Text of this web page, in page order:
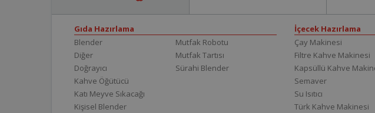
Gıda Hazırlama
Blender
Diğer
Doğrayıcı
Kahve Öğütücü
Katı Meyve Sıkacağı
Kişisel Blender
Mutfak Robotu
Mutfak Tartısı
Sürahi Blender
İçecek Hazırlama
Çay Makinesi
Filtre Kahve Makinesi
Kapsüllü Kahve
Semaver
Su Isıtıcı
Türk Kahve Makinesi